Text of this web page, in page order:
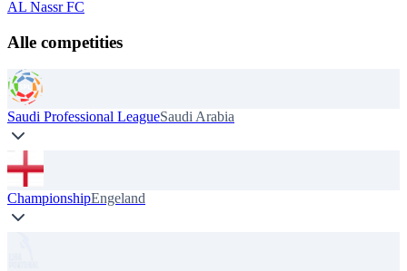
AL Nassr FC
Alle competities
Saudi Professional LeagueSaudi Arabia
ChampionshipEngeland